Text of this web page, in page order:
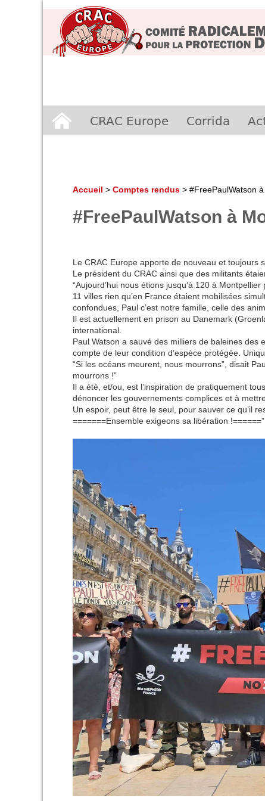
Aller
au
CRAC Europe Corrida
Accueil > Comptes rendus > #FreePaulWatson
#FreePaulWatson à
Le CRAC Europe apporte de nouveau et toujours
Le président du CRAC ainsi que des militants
“Aujourd’hui nous étions jusqu’à 120 à
11 villes rien qu’en France étaient mobilisées
confondues, Paul c’est notre famille, celle des
Il est actuellement en prison au Danemark
international.
Paul Watson a sauvé des milliers de baleines
compte de leur condition d’espèce protégée.
“Si les océans meurent, nous mourrons”, disait
mourrons !”
Il a été, et/ou, est l’inspiration de pratiquement
dénoncer les gouvernements complices et à
Un espoir, peut être le seul, pour sauver ce qu’il
=======Ensemble exigeons sa libération !======”